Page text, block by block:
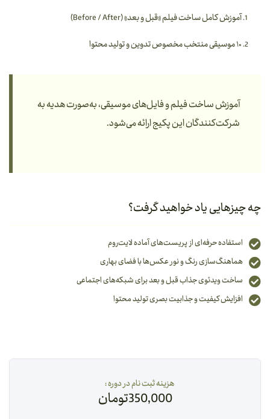
آموزش کامل ساخت فیلم «قبل و بعد» (Before / After)
۱۰ موسیقی منتخب مخصوص تدوین و تولید محتوا
آموزش ساخت فیلم و فایل‌های موسیقی، به‌صورت هدیه به
شرکت‌کنندگان این پکیج ارائه می‌شود.
چه چیزهایی یاد خواهید گرفت؟
استفاده حرفه‌ای از پریست‌های آماده لایت‌روم
هماهنگ‌سازی رنگ و نور عکس‌ها با فضای بهاری
ساخت ویدئوی جذاب قبل و بعد برای شبکه‌های اجتماعی
افزایش کیفیت و جذابیت بصری تولید محتوا
هزینه ثبت نام در دوره :
350,000تومان